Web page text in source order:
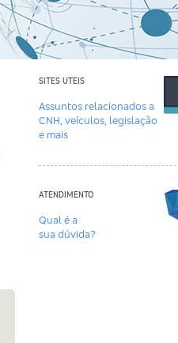
SITES UTEIS
Assuntos relacionados a
CNH, veículos, legislação
e mais
ATENDIMENTO
Qual é a
sua dúvida?